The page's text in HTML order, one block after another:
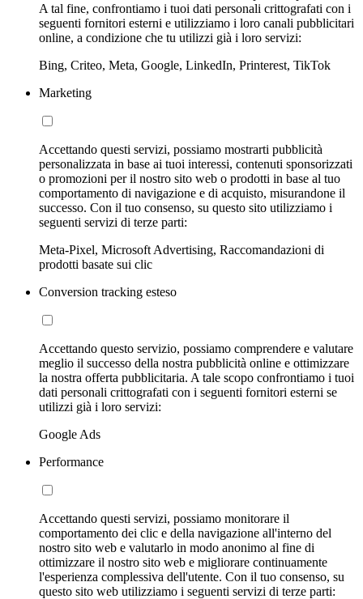
A tal fine, confrontiamo i tuoi dati personali crittografati con i
seguenti fornitori esterni e utilizziamo i loro canali pubblicitari
online, a condizione che tu utilizzi già i loro servizi:
Bing, Criteo, Meta, Google, LinkedIn, Printerest, TikTok
Marketing
Accettando questi servizi, possiamo mostrarti pubblicità
personalizzata in base ai tuoi interessi, contenuti sponsorizzati
o promozioni per il nostro sito web o prodotti in base al tuo
comportamento di navigazione e di acquisto, misurandone il
successo. Con il tuo consenso, su questo sito utilizziamo i
seguenti servizi di terze parti:
Meta-Pixel, Microsoft Advertising, Raccomandazioni di
prodotti basate sui clic
Conversion tracking esteso
Accettando questo servizio, possiamo comprendere e valutare
meglio il successo della nostra pubblicità online e ottimizzare
la nostra offerta pubblicitaria. A tale scopo confrontiamo i tuoi
dati personali crittografati con i seguenti fornitori esterni se
utilizzi già i loro servizi:
Google Ads
Performance
Accettando questi servizi, possiamo monitorare il
comportamento dei clic e della navigazione all'interno del
nostro sito web e valutarlo in modo anonimo al fine di
ottimizzare il nostro sito web e migliorare continuamente
l'esperienza complessiva dell'utente. Con il tuo consenso, su
questo sito web utilizziamo i seguenti servizi di terze parti: